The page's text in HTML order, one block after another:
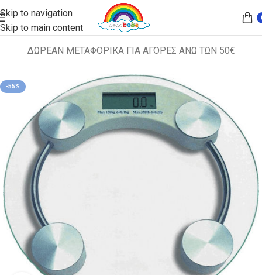
Skip to navigation
Skip to main content
ΔΩΡΕΑΝ ΜΕΤΑΦΟΡΙΚΑ ΓΙΑ ΑΓΟΡΕΣ ΑΝΩ ΤΩΝ 50€
Αρχική σελίδα ΔΙΑΦΟΡΑ
-55%